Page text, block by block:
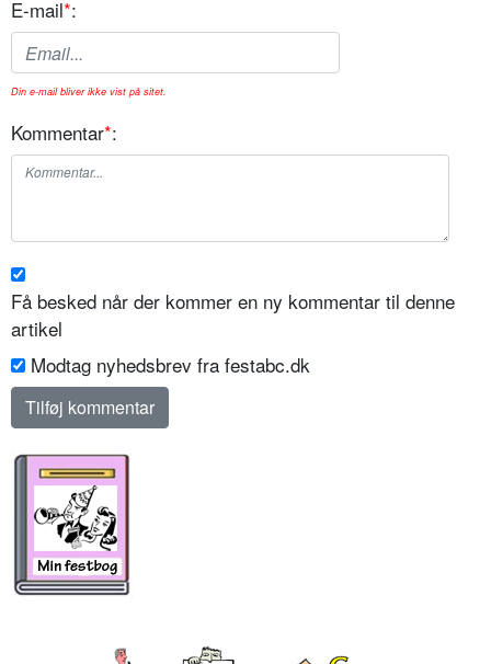
E-mail*:
Din e-mail bliver ikke vist på sitet.
Kommentar*:
Få besked når der kommer en ny kommentar til denne
artikel
Modtag nyhedsbrev fra festabc.dk